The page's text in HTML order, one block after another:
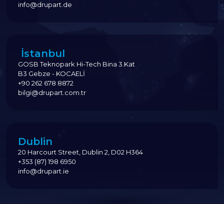
info@drupart.de
İstanbul
GOSB Teknopark Hi-Tech Bina 3.Kat
B3 Gebze - KOCAELİ
+90 262 678 8872
bilgi@drupart.com.tr
Dublin
20 Harcourt Street, Dublin 2, D02 H364
+353 (87) 198 6950
info@drupart.ie